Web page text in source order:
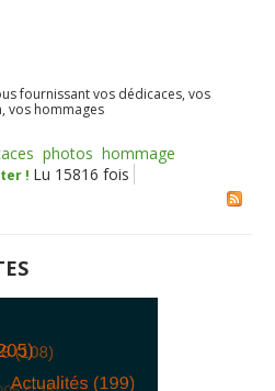
fournissant vos dédicaces, vos
vos hommages
photos hommage
! Lu 15816 fois